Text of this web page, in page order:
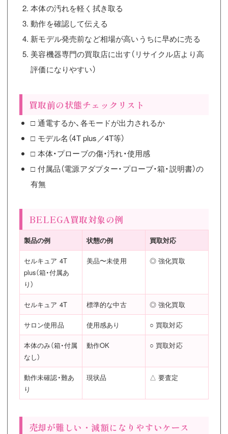
本体の汚れを軽く拭き取る
動作を確認して伝える
新モデル発売前など相場が高いうちに早めに売る
美容機器専門の買取店に出す（リサイクル店より高
評価になりやすい）
買取前の状態チェックリスト
□ 通電するか、各モードが出力されるか
□ モデル名（4T plus／4T等）
□ 本体・プローブの傷・汚れ・使用感
□ 付属品（電源アダプター・プローブ・箱・説明書）の
有無
BELEGA買取対象の例
製品の例 状態の例 買取対応
セルキュア 4T
plus（箱・付属あ
り）
美品〜未使用 ◎ 強化買取
セルキュア 4T 標準的な中古 ◎ 強化買取
サロン使用品 使用感あり ○ 買取対応
本体のみ（箱・付属
なし）
動作OK ○ 買取対応
動作未確認・難あ
り
現状品 △ 要査定
売却が難しい・減額になりやすいケース